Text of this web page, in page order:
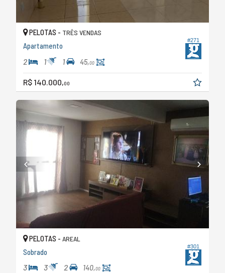
#271
PELOTAS - TRÊS VENDAS
Apartamento
2 1 1 45,00
R$ 140.000,00
#301
PELOTAS - AREAL
Sobrado
3 3 2 140,00